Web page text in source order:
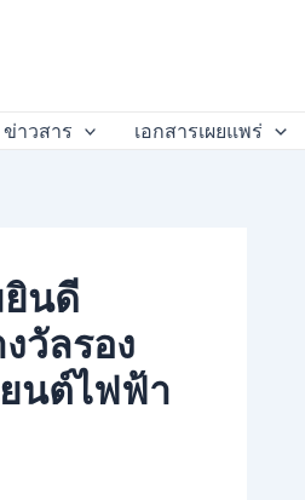
ข่าวสาร เอกสารเผยแพร่
นดี
วัลรอง
นต์ไฟฟ้า